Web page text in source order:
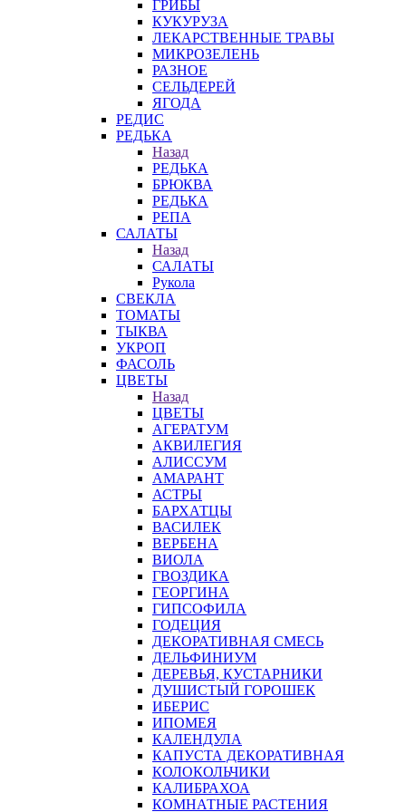
ГРИБЫ
КУКУРУЗА
ЛЕКАРСТВЕННЫЕ ТРАВЫ
МИКРОЗЕЛЕНЬ
РАЗНОЕ
СЕЛЬДЕРЕЙ
ЯГОДА
РЕДИС
РЕДЬКА
Назад
РЕДЬКА
БРЮКВА
РЕДЬКА
РЕПА
САЛАТЫ
Назад
САЛАТЫ
Рукола
СВЕКЛА
ТОМАТЫ
ТЫКВА
УКРОП
ФАСОЛЬ
ЦВЕТЫ
Назад
ЦВЕТЫ
АГЕРАТУМ
АКВИЛЕГИЯ
АЛИССУМ
АМАРАНТ
АСТРЫ
БАРХАТЦЫ
ВАСИЛЕК
ВЕРБЕНА
ВИОЛА
ГВОЗДИКА
ГЕОРГИНА
ГИПСОФИЛА
ГОДЕЦИЯ
ДЕКОРАТИВНАЯ СМЕСЬ
ДЕЛЬФИНИУМ
ДЕРЕВЬЯ, КУСТАРНИКИ
ДУШИСТЫЙ ГОРОШЕК
ИБЕРИС
ИПОМЕЯ
КАЛЕНДУЛА
КАПУСТА ДЕКОРАТИВНАЯ
КОЛОКОЛЬЧИКИ
КАЛИБРАХОА
КОМНАТНЫЕ РАСТЕНИЯ